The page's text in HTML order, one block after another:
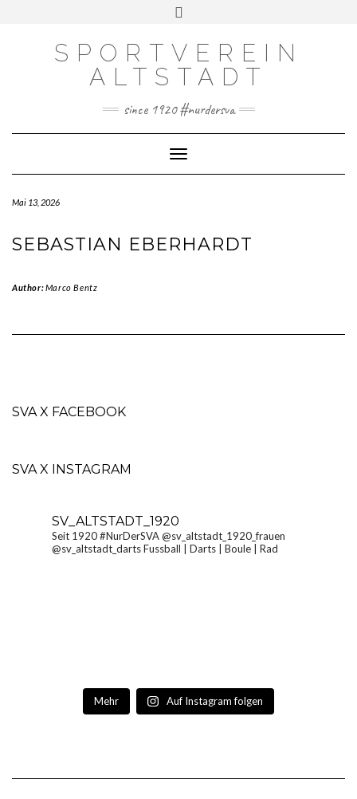
DOWNLOADS
IMPRESSUM
COOKIE-RICHTLINIE (EU)
SPORTVEREIN
ALTSTADT
since 1920 #nurdersva
Toggle Navigation
Mai 13, 2026
SEBASTIAN EBERHARDT
Author:Marco Bentz
SVA X FACEBOOK
SVA X INSTAGRAM
SV_ALTSTADT_1920
Seit 1920 #NurDerSVA@sv_altstadt_1920_frauen
@sv_altstadt_darts Fussball | Darts | Boule | Rad
Mehr Auf Instagram folgen